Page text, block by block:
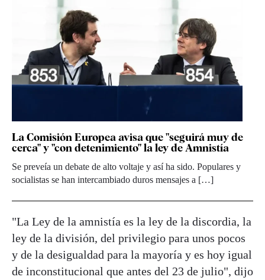
La Comisión Europea avisa que "seguirá muy de
cerca" y "con detenimiento" la ley de Amnistía
Se preveía un debate de alto voltaje y así ha sido. Populares y
socialistas se han intercambiado duros mensajes a […]
"La Ley de la amnistía es la ley de la discordia, la
ley de la división, del privilegio para unos pocos
y de la desigualdad para la mayoría y es hoy igual
de inconstitucional que antes del 23 de julio", dijo